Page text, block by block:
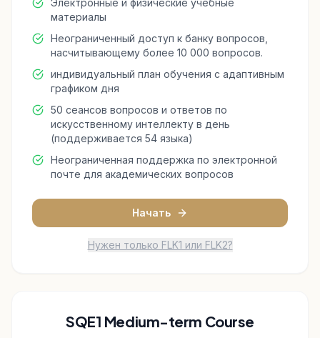
материалы
Неограниченный доступ к банку вопросов,
насчитывающему более 10 000 вопросов.
индивидуальный план обучения с адаптивным
графиком дня
50 сеансов вопросов и ответов по
искусственному интеллекту в день
(поддерживается 54 языка)
Неограниченная поддержка по электронной
почте для академических вопросов
Начать
Нужен только FLK1 или FLK2?
SQE1 Medium-term Course